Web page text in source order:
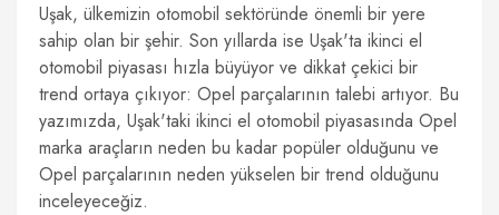
Uşak, ülkemizin otomobil sektöründe önemli bir yere
sahip olan bir şehir. Son yıllarda ise Uşak'ta ikinci el
otomobil piyasası hızla büyüyor ve dikkat çekici bir
trend ortaya çıkıyor: Opel parçalarının talebi artıyor. Bu
yazımızda, Uşak'taki ikinci el otomobil piyasasında Opel
marka araçların neden bu kadar popüler olduğunu ve
Opel parçalarının neden yükselen bir trend olduğunu
inceleyeceğiz.